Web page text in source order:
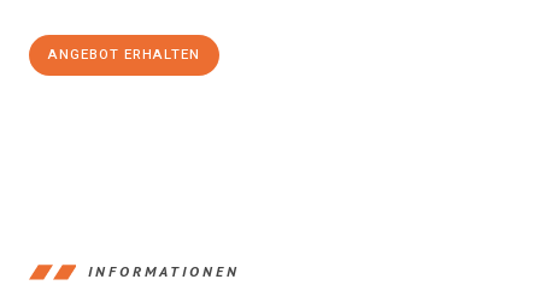
ANGEBOT ERHALTEN
INFORMATIONEN